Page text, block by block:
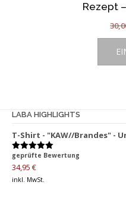
Rezept
LABA HIGHLIGHTS
T-Shirt - "KAW//Brandes" -
Bewertet
mit5.00
von 5
geprüfte Bewertung
34,95 €
inkl. MwSt.